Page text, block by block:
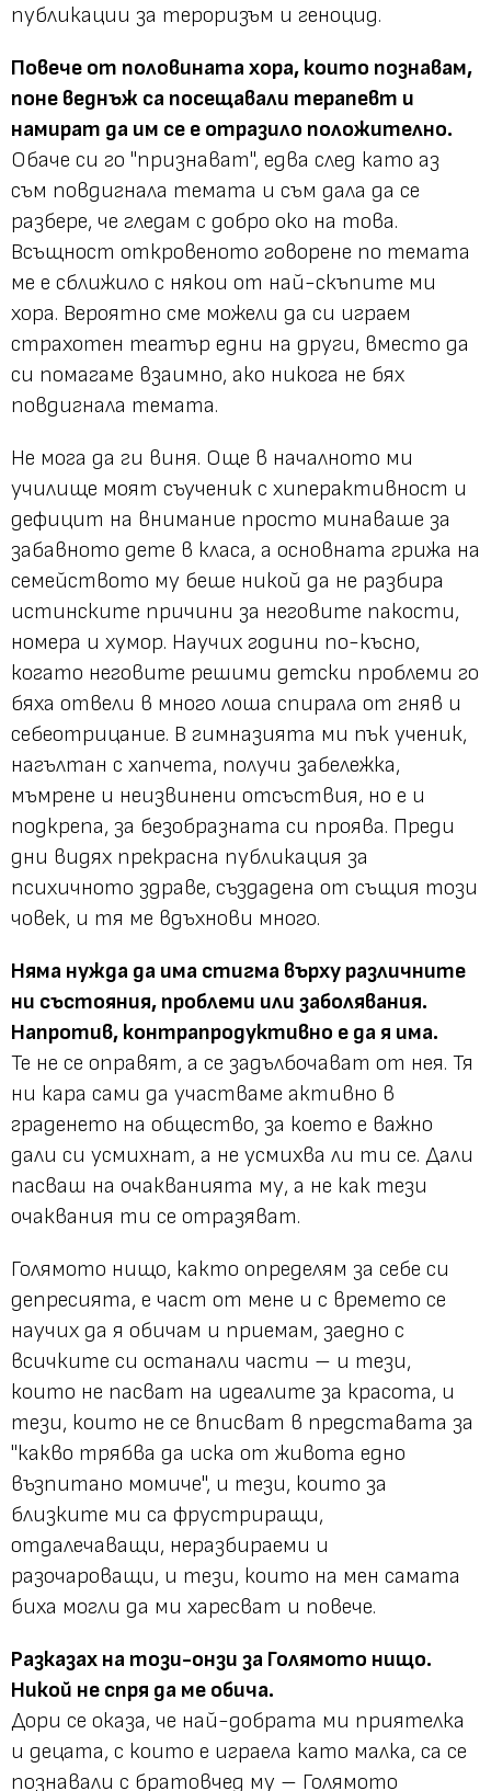
публикации за тероризъм и геноцид.
Повече от половината хора, които познавам,
поне веднъж са посещавали терапевт и
намират да им се е отразило положително.
Обаче си го "признават", едва след като аз
съм повдигнала темата и съм дала да се
разбере, че гледам с добро око на това.
Всъщност откровеното говорене по темата
ме е сближило с някои от най-скъпите ми
хора. Вероятно сме можели да си играем
страхотен театър едни на други, вместо да
си помагаме взаимно, ако никога не бях
повдигнала темата.
Не мога да ги виня. Още в началното ми
училище моят съученик с хиперактивност и
дефицит на внимание просто минаваше за
забавното дете в класа, а основната грижа на
семейството му беше никой да не разбира
истинските причини за неговите пакости,
номера и хумор. Научих години по-късно,
когато неговите решими детски проблеми го
бяха отвели в много лоша спирала от гняв и
себеотрицание. В гимназията ми пък ученик,
нагълтан с хапчета, получи забележка,
мъмрене и неизвинени отсъствия, но е и
подкрепа, за безобразната си проява. Преди
дни видях прекрасна публикация за
психичното здраве, създадена от същия този
човек, и тя ме вдъхнови много.
Няма нужда да има стигма върху различните
ни състояния, проблеми или заболявания.
Напротив, контрапродуктивно е да я има.
Те не се оправят, а се задълбочават от нея. Тя
ни кара сами да участваме активно в
граденето на общество, за което е важно
дали си усмихнат, а не усмихва ли ти се. Дали
пасваш на очакванията му, а не как тези
очаквания ти се отразяват.
Голямото нищо, както определям за себе си
депресията, е част от мене и с времето се
научих да я обичам и приемам, заедно с
всичките си останали части – и тези,
които не пасват на идеалите за красота, и
тези, които не се вписват в представата за
"какво трябва да иска от живота едно
възпитано момиче", и тези, които за
близките ми са фрустриращи,
отдалечаващи, неразбираеми и
разочароващи, и тези, които на мен самата
биха могли да ми харесват и повече.
Разказах на този-онзи за Голямото нищо.
Никой не спря да ме обича.
Дори се оказа, че най-добрата ми приятелка
и децата, с които е играела като малка, са се
познавали с братовчед му – Голямото